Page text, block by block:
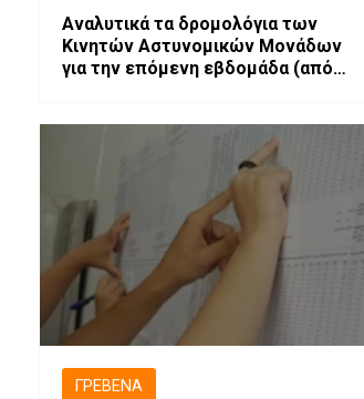
Αναλυτικά τα δρομολόγια των
Κινητών Αστυνομικών Μονάδων
για την επόμενη εβδομάδα (από
ΓΡΕΒΕΝΆ